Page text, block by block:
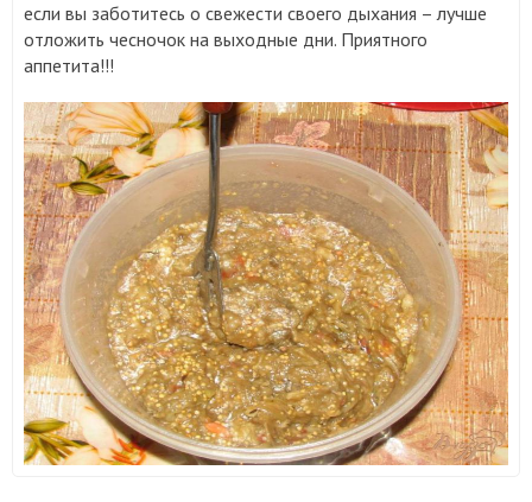
если вы заботитесь о свежести своего дыхания – лучше
отложить чесночок на выходные дни. Приятного
аппетита!!!